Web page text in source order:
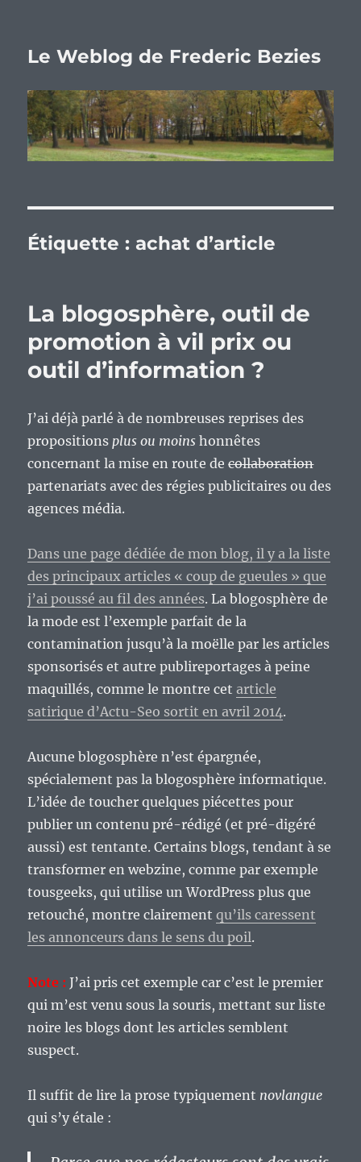
Le Weblog de Frederic Bezies
Étiquette : achat d’article
La blogosphère, outil de
promotion à vil prix ou
outil d’information ?
J’ai déjà parlé à de nombreuses reprises des
propositionsplus ou moins honnêtes
concernant la mise en route decollaboration
partenariats avec des régies publicitaires ou des
agences média.
Dans une page dédiée de mon blog, il y a la liste
des principaux articles « coup de gueules » que
j’ai poussé au fil des années. La blogosphère de
la mode est l’exemple parfait de la
contamination jusqu’à la moëlle par les articles
sponsorisés et autre publireportages à peine
maquillés, comme le montre cetarticle
satirique d’Actu-Seo sortit en avril 2014.
Aucune blogosphère n’est épargnée,
spécialement pas la blogosphère informatique.
L’idée de toucher quelques piécettes pour
publier un contenu pré-rédigé (et pré-digéré
aussi) est tentante. Certains blogs, tendant à se
transformer en webzine, comme par exemple
tousgeeks, qui utilise un WordPress plus que
retouché, montre clairementqu’ils caressent
les annonceurs dans le sens du poil.
Note : J’ai pris cet exemple car c’est le premier
qui m’est venu sous la souris, mettant sur liste
noire les blogs dont les articles semblent
suspect.
Il suffit de lire la prose typiquement novlangue
qui s’y étale :